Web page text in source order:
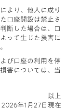
より、他人に成り
口座開設は禁止さ
断した場合は、口
って生じた損害に
び口座の利用を停
害については、当
以上
2026年1月27日現在